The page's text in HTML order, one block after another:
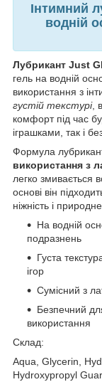
Інтимний
водній
Лубрикант Just
гель на водній
використання з
густій текстурі,
комфорт під час
іграшками, так і
Формула
використання з
легко змивається
основі він
ніжність і
На водній
подразнень
Густа
ігор
Сумісний з
Безпечний
використання
Склад:
Aqua, Glycerin,
Hydroxypropyl